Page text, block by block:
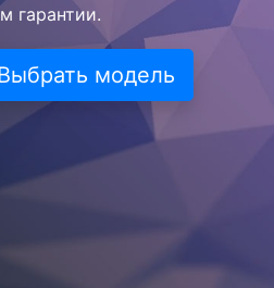
и диагностика.
модель